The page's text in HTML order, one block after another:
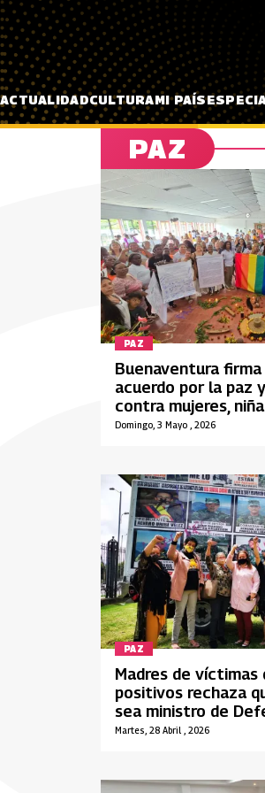
Pasar al contenido principal
ACTUALIDADCULTURAMI PAÍS
PAZ
PAZ
Domingo, 3 Mayo , 2026
Buenaventura
acuerdo por la paz
contra mujeres,
PAZ
Martes, 28 Abril , 2026
Madres de víctimas
positivos rechaza
sea ministro de
gobierno de Paloma